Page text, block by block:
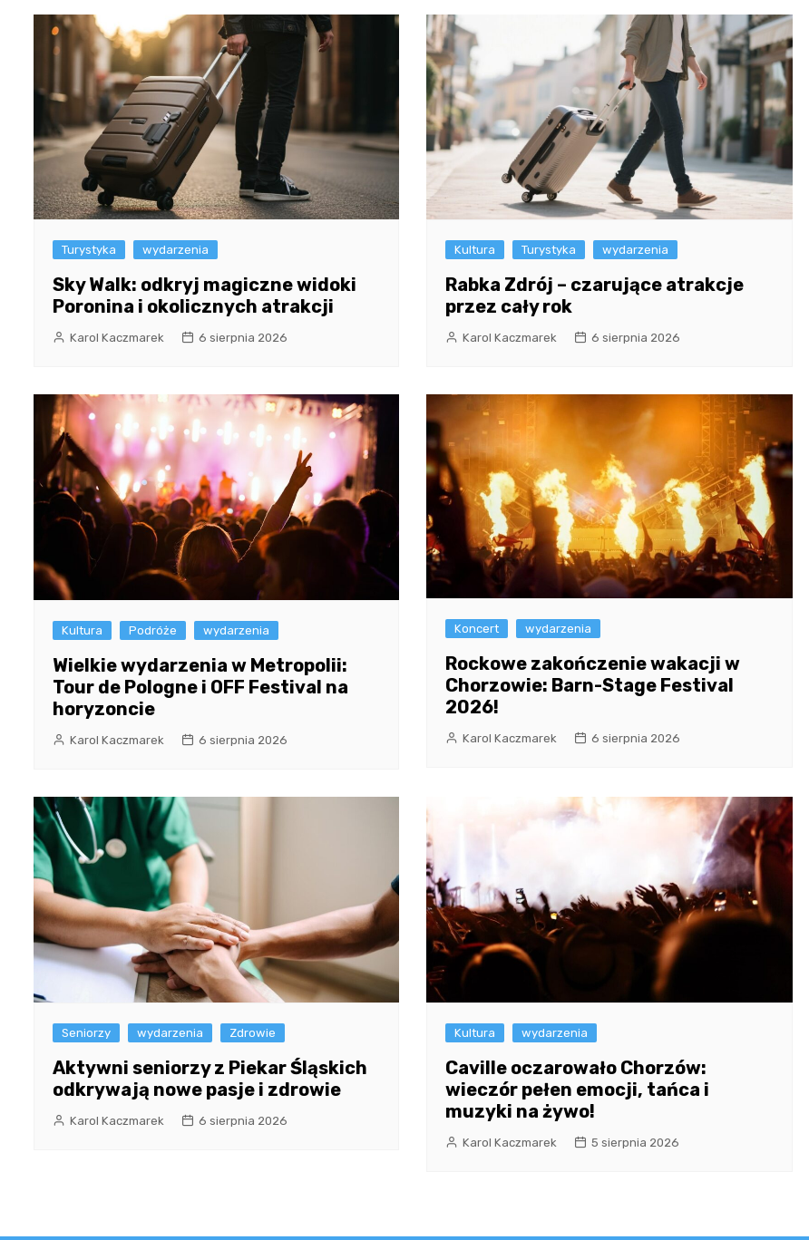
Turystyka wydarzenia
Sky Walk: odkryj magiczne widoki
Poronina i okolicznych atrakcji
Karol Kaczmarek 6 sierpnia 2026
Kultura Turystyka wydarzenia
Rabka Zdrój – czarujące atrakcje
przez cały rok
Karol Kaczmarek 6 sierpnia 2026
Kultura Podróże wydarzenia
Wielkie wydarzenia w Metropolii:
Tour de Pologne i OFF Festival na
horyzoncie
Karol Kaczmarek 6 sierpnia 2026
Koncert wydarzenia
Rockowe zakończenie wakacji w
Chorzowie: Barn-Stage Festival
2026!
Karol Kaczmarek 6 sierpnia 2026
Seniorzy wydarzenia Zdrowie
Aktywni seniorzy z Piekar Śląskich
odkrywają nowe pasje i zdrowie
Karol Kaczmarek 6 sierpnia 2026
Kultura wydarzenia
Caville oczarowało Chorzów:
wieczór pełen emocji, tańca i
muzyki na żywo!
Karol Kaczmarek 5 sierpnia 2026